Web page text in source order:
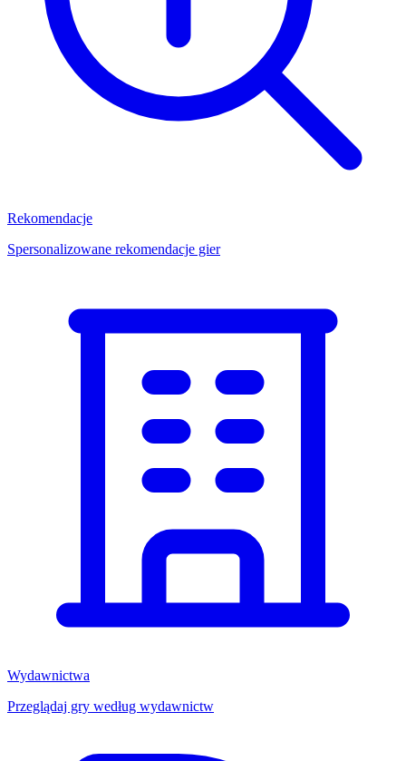
Rekomendacje
Spersonalizowane rekomendacje gier
Wydawnictwa
Przeglądaj gry według wydawnictw